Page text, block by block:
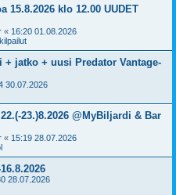
15.8.2026 klo 12.00 UUDET
« 16:20 01.08.2026
+ jatko + uusi Predator Vantage-
30.07.2026
23.)8.2026 @MyBiljardi & Bar
« 15:19 28.07.2026
28.07.2026